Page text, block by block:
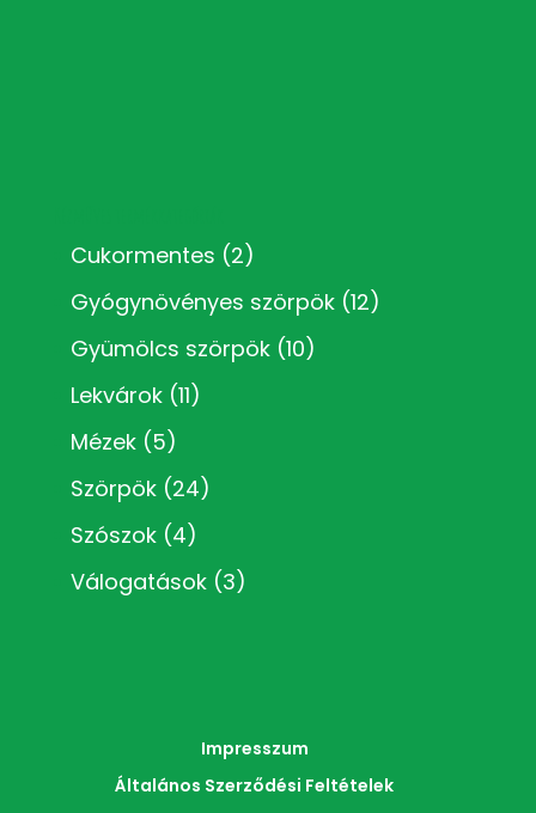
Cukormentes (2)
Gyógynövényes szörpök (12)
Gyümölcs szörpök (10)
Lekvárok (11)
Mézek (5)
Szörpök (24)
Szószok (4)
Válogatások (3)
Impresszum
Általános Szerződési Feltételek